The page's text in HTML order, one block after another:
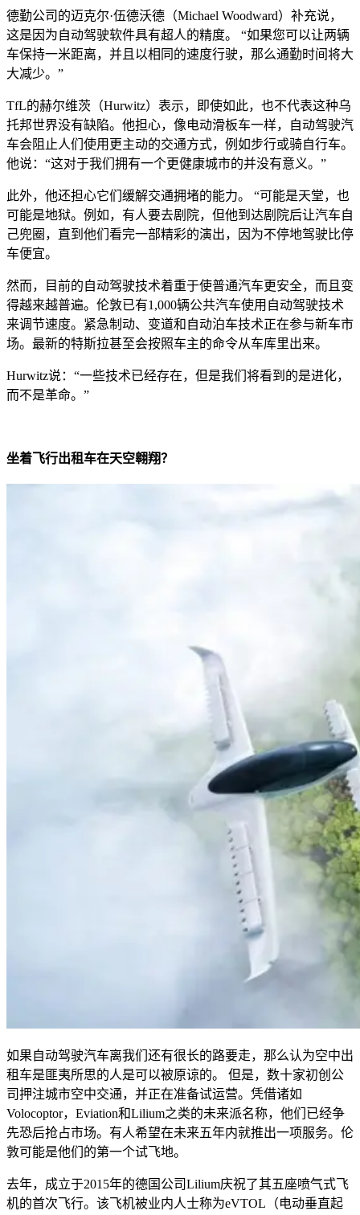
德勤公司的迈克尔·伍德沃德（Michael Woodward）补充说，
这是因为自动驾驶软件具有超人的精度。 “如果您可以让两辆
车保持一米距离，并且以相同的速度行驶，那么通勤时间将大
大减少。”
TfL的赫尔维茨（Hurwitz）表示，即使如此，也不代表这种乌
托邦世界没有缺陷。他担心，像电动滑板车一样，自动驾驶汽
车会阻止人们使用更主动的交通方式，例如步行或骑自行车。
他说：“这对于我们拥有一个更健康城市的并没有意义。”
此外，他还担心它们缓解交通拥堵的能力。 “可能是天堂，也
可能是地狱。例如，有人要去剧院，但他到达剧院后让汽车自
己兜圈，直到他们看完一部精彩的演出，因为不停地驾驶比停
车便宜。
然而，目前的自动驾驶技术着重于使普通汽车更安全，而且变
得越来越普遍。伦敦已有1,000辆公共汽车使用自动驾驶技术
来调节速度。紧急制动、变道和自动泊车技术正在参与新车市
场。最新的特斯拉甚至会按照车主的命令从车库里出来。
Hurwitz说：“一些技术已经存在，但是我们将看到的是进化，
而不是革命。”
坐着飞行出租车在天空翱翔？
如果自动驾驶汽车离我们还有很长的路要走，那么认为空中出
租车是匪夷所思的人是可以被原谅的。 但是，数十家初创公
司押注城市空中交通，并正在准备试运营。凭借诸如
Volocoptor，Eviation和Lilium之类的未来派名称，他们已经争
先恐后抢占市场。有人希望在未来五年内就推出一项服务。伦
敦可能是他们的第一个试飞地。
去年，成立于2015年的德国公司Lilium庆祝了其五座喷气式飞
机的首次飞行。该飞机被业内人士称为eVTOL（电动垂直起